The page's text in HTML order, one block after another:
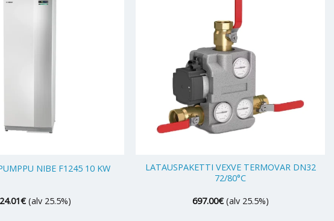
NIBE F1245 10 KW
€ (alv 25.5%)
LATAUSPAKETTI VEXVE TERMOVAR DN32
72/80°C
697.00€ (alv 25.5%)